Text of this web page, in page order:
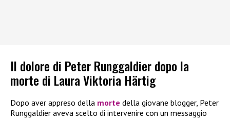
Il dolore di Peter Runggaldier dopo la
morte di Laura Viktoria Härtig
Dopo aver appreso della morte della giovane blogger, Peter
Runggaldier aveva scelto di intervenire con un messaggio